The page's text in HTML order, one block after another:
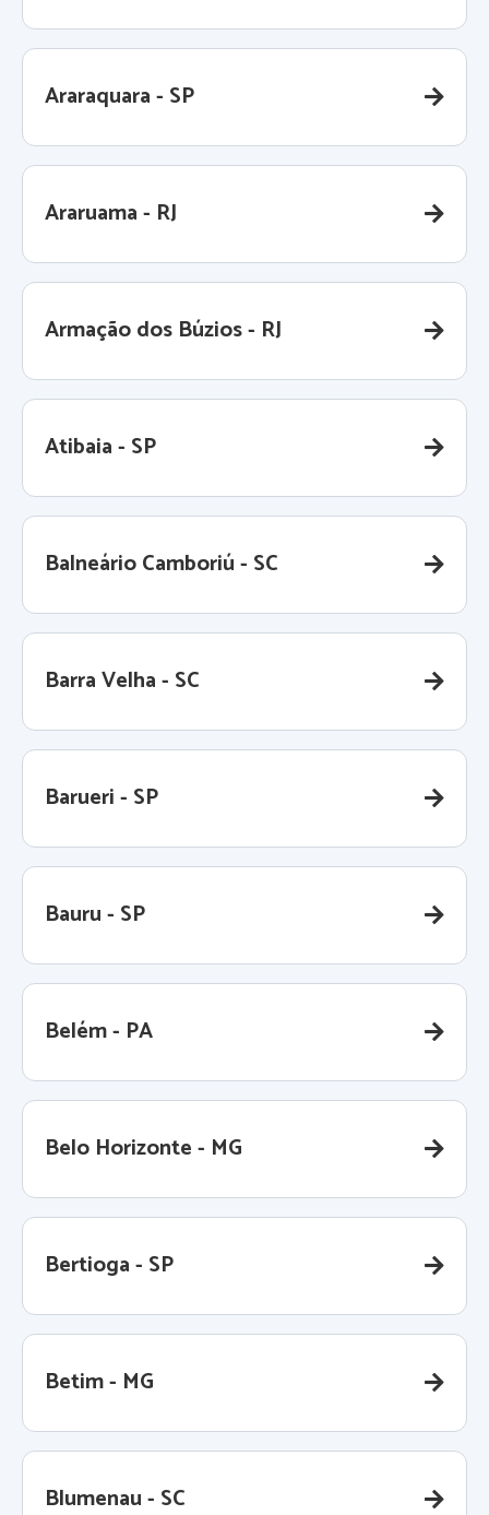
Araraquara - SP
Araruama - RJ
Armação dos Búzios - RJ
Atibaia - SP
Balneário Camboriú - SC
Barra Velha - SC
Barueri - SP
Bauru - SP
Belém - PA
Belo Horizonte - MG
Bertioga - SP
Betim - MG
Blumenau - SC